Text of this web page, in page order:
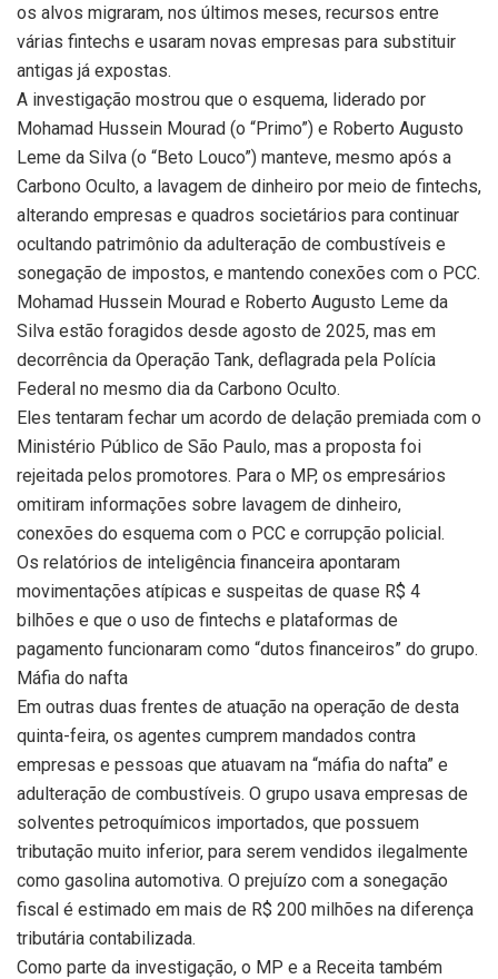
os alvos migraram, nos últimos meses, recursos entre
várias fintechs e usaram novas empresas para substituir
antigas já expostas.
A investigação mostrou que o esquema, liderado por
Mohamad Hussein Mourad (o “Primo”) e Roberto Augusto
Leme da Silva (o “Beto Louco”) manteve, mesmo após a
Carbono Oculto, a lavagem de dinheiro por meio de fintechs,
alterando empresas e quadros societários para continuar
ocultando patrimônio da adulteração de combustíveis e
sonegação de impostos, e mantendo conexões com o PCC.
Mohamad Hussein Mourad e Roberto Augusto Leme da
Silva estão foragidos desde agosto de 2025, mas em
decorrência da Operação Tank, deflagrada pela Polícia
Federal no mesmo dia da Carbono Oculto.
Eles tentaram fechar um acordo de delação premiada com o
Ministério Público de São Paulo, mas a proposta foi
rejeitada pelos promotores. Para o MP, os empresários
omitiram informações sobre lavagem de dinheiro,
conexões do esquema com o PCC e corrupção policial.
Os relatórios de inteligência financeira apontaram
movimentações atípicas e suspeitas de quase R$ 4
bilhões e que o uso de fintechs e plataformas de
pagamento funcionaram como “dutos financeiros” do grupo.
Máfia do nafta
Em outras duas frentes de atuação na operação de desta
quinta-feira, os agentes cumprem mandados contra
empresas e pessoas que atuavam na “máfia do nafta” e
adulteração de combustíveis. O grupo usava empresas de
solventes petroquímicos importados, que possuem
tributação muito inferior, para serem vendidos ilegalmente
como gasolina automotiva. O prejuízo com a sonegação
fiscal é estimado em mais de R$ 200 milhões na diferença
tributária contabilizada.
Como parte da investigação, o MP e a Receita também